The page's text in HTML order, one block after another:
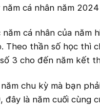
năm cá nhân năm
cá nhân của năm
Theo thần số học thì
3 cho đến năm kết
chu kỳ mà bạn
đây là năm cuối cùng